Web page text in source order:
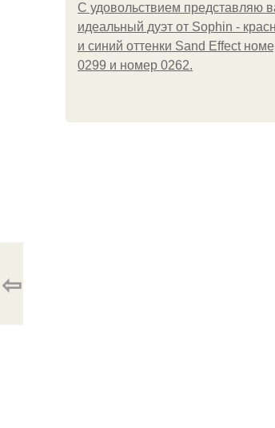
С удовольствием представляю
идеальный дуэт от Sophin -
и синий оттенки Sand Effect
0299 и номер 0262.
⇦